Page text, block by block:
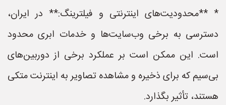
* **محدودیت‌های اینترنتی و فیلترینگ:** در ایران،
دسترسی به برخی وب‌سایت‌ها و خدمات ابری محدود
است. این ممکن است بر عملکرد برخی از دوربین‌های
بی‌سیم که برای ذخیره و مشاهده تصاویر به اینترنت متکی
هستند، تأثیر بگذارد.